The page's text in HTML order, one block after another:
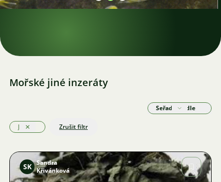
Mořské jiné inzeráty
JinéOdstranit Zrušit filtr
Seřadit podle
SK
Sandra
Křivánková